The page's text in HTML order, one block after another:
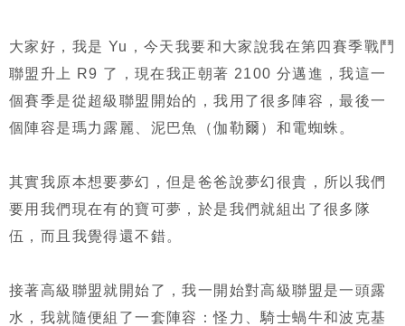
大家好，我是 Yu，今天我要和大家說我在第四賽季戰鬥
聯盟升上 R9 了，現在我正朝著 2100 分邁進，我這一
個賽季是從超級聯盟開始的，我用了很多陣容，最後一
個陣容是瑪力露麗、泥巴魚（伽勒爾）和電蜘蛛。
其實我原本想要夢幻，但是爸爸說夢幻很貴，所以我們
要用我們現在有的寶可夢，於是我們就組出了很多隊
伍，而且我覺得還不錯。
接著高級聯盟就開始了，我一開始對高級聯盟是一頭露
水，我就隨便組了一套陣容：怪力、騎士蝸牛和波克基